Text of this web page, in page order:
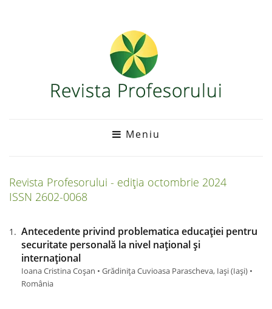
Meniu
Revista Profesorului - ediția octombrie 2024
ISSN 2602-0068
Antecedente privind problematica educației pentru
securitate personală la nivel național și
internațional
Ioana Cristina Coșan • Grădinița Cuvioasa Parascheva, Iași (Iaşi) •
România